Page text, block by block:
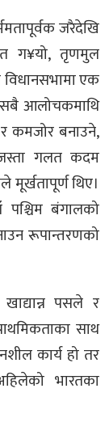
जरैदेखि
ग¥यो, तृणमुल
एक
सबै आलोचकमाथि
कमजोर बनाउने,
गलत कदम
थिए।
बंगालको
रूपान्तरणको
पसले र
साथ
कार्य हो तर
भारतका